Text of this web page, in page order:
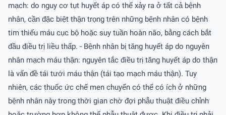
mạch: do nguy cơ tụt huyết áp có thể xảy ra ở tất cả bệnh
nhân, cần đặc biệt thận trọng trên những bệnh nhân có bệnh
tim thiếu máu cục bộ hoặc suy tuần hoàn não, bằng cách bắt
đầu điều trị liều thấp. - Bệnh nhân bị tăng huyết áp do nguyên
nhân mạch máu thận: nguyên tắc điều trị tăng huyết áp do thận
là vấn đề tái tưới máu thận (tái tạo mạch máu thận). Tuy
nhiên, các thuốc ức chế men chuyển có thể có ích ở những
bệnh nhân này trong thời gian chờ đợi phẫu thuật điều chỉnh